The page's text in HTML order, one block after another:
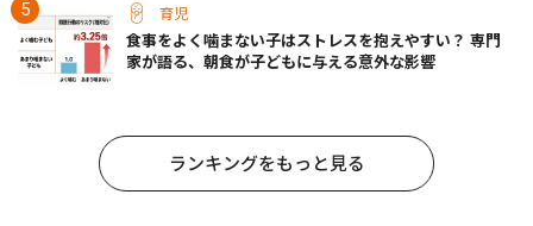
育児
食事をよく噛まない子はストレスを抱えやすい？ 専門
家が語る、朝食が子どもに与える意外な影響
ランキングをもっと見る